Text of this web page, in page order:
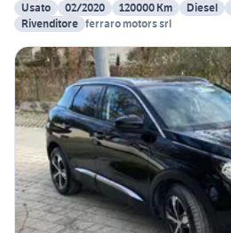
Usato
02/2020 120000 Km Diesel
Rivenditore ferraro motors srl